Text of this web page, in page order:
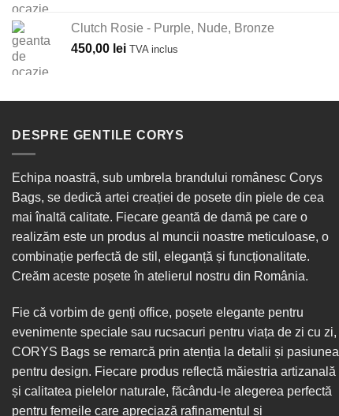
Clutch Rosie - Purple, Nude, Bronze
450,00 lei TVA inclus
DESPRE GENTILE CORYS
Echipa noastră, sub umbrela brandului românesc Corys
Bags, se dedică artei creației de posete din piele de cea
mai înaltă calitate. Fiecare geantă de damă pe care o
realizăm este un produs al muncii noastre meticuloase, o
combinație perfectă de stil, eleganță și funcționalitate.
Creăm aceste poșete în atelierul nostru din România.
Fie că vorbim de genți office, poșete elegante pentru
evenimente speciale sau rucsacuri pentru viața de zi cu zi,
CORYS Bags se remarcă prin atenția la detalii și pasiunea
pentru design. Fiecare produs reflectă măiestria artizanală
și calitatea pielelor naturale, făcându-le alegerea perfectă
pentru femeile care apreciază rafinamentul și